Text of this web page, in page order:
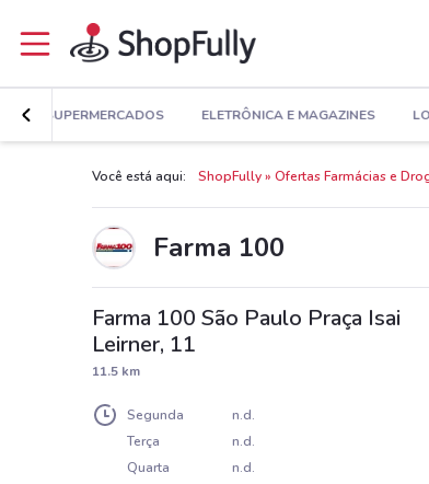
SUPERMERCADOS ELETRÔNICA E MAGAZINES
Você está aqui: ShopFully Ofertas Farmácias e
Farma 100
Farma 100 São Paulo Praça Isai
Leirner, 11
11.5 km
Segunda
n.d.
Terça
n.d.
Quarta
n.d.